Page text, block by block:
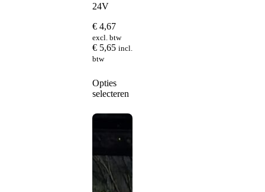
24V
€ 4,67
excl. btw
€ 5,65 incl.
btw
Opties
selecteren
meerdere
kan
worden
op